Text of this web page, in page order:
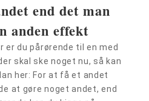
end det man
anden effekt
er du pårørende til en med
skal ske noget nu, så kan
her: For at få et andet
at gøre noget andet, end